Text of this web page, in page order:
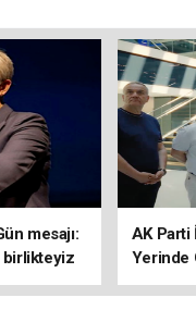
mesajı:
birlikteyiz
AK Parti
Yerinde